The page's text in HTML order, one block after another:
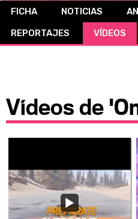
FICHA NOTICIAS
REPORTAJES
VÍDEOS
Vídeos de